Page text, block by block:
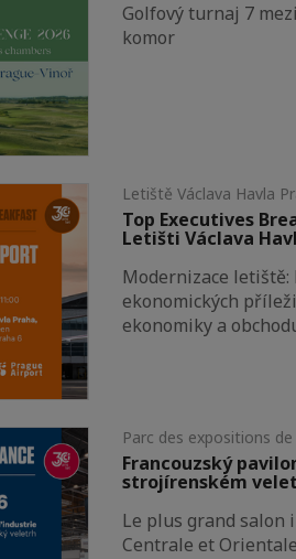
Golfový turnaj 7
komor
Letiště Václava Havla
Top Executives
Letišti Václava
Modernizace
ekonomických
ekonomiky a
Parc des expositions
Francouzský
strojírenském
Le plus grand salon
Centrale et Orientale